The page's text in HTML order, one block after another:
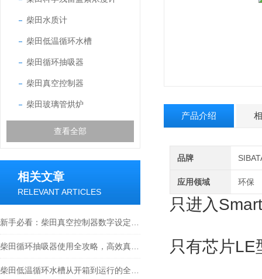
柴田水质计
柴田低温循环水槽
柴田循环抽吸器
柴田真空控制器
柴田玻璃管烘炉
查看全部
相关文章
RELEVANT ARTICLES
产品介绍
品牌
应用领域 环保
只进入
只有芯片